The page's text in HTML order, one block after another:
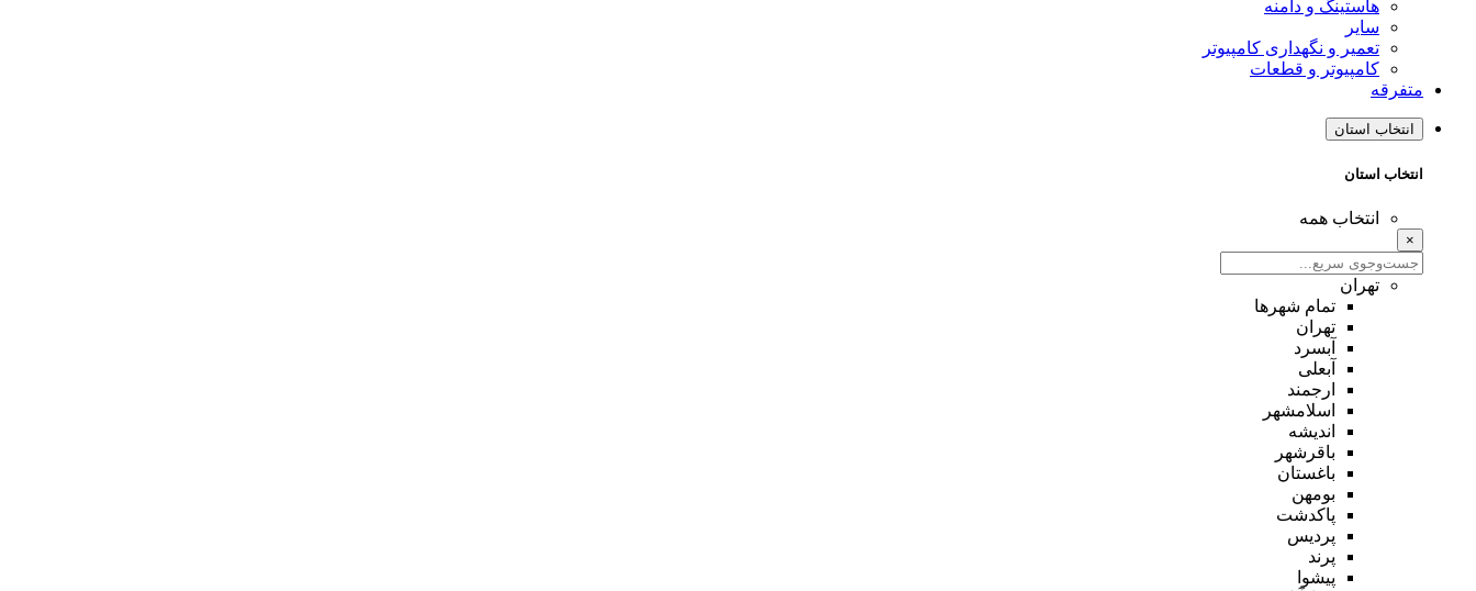
هاستینگ و دامنه
سایر
تعمیر و نگهداری کامپیوتر
کامپیوتر و قطعات
متفرقه
انتخاب استان
انتخاب استان
انتخاب همه
×
تهران
تمام شهر‌ها
تهران
آبسرد
آبعلی
ارجمند
اسلامشهر
اندیشه
باقرشهر
باغستان
بومهن
پاکدشت
پردیس
پرند
پیشوا